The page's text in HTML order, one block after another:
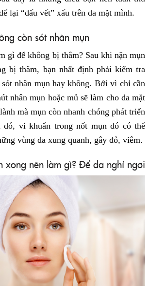
lại “dấu vết” xấu trên da mặt mình.
còn sót nhân mụn
gì để không bị thâm? Sau khi nặn mụn
bị thâm, bạn nhất định phải kiểm tra
nhân mụn hay không. Bởi vì chỉ cần
nhân mụn hoặc mủ sẽ làm cho da mặt
mà mụn còn nhanh chóng phát triển
vi khuẩn trong nốt mụn đó có thể
vùng da xung quanh, gây đỏ, viêm.
xong nên làm gì? Để da nghỉ ngơi